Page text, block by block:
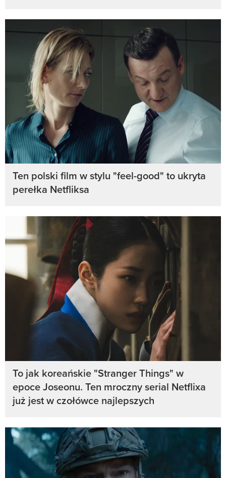
Ten polski film w stylu "feel-good" to ukryta
perełka Netfliksa
To jak koreańskie "Stranger Things" w
epoce Joseonu. Ten mroczny serial Netflixa
już jest w czołówce najlepszych